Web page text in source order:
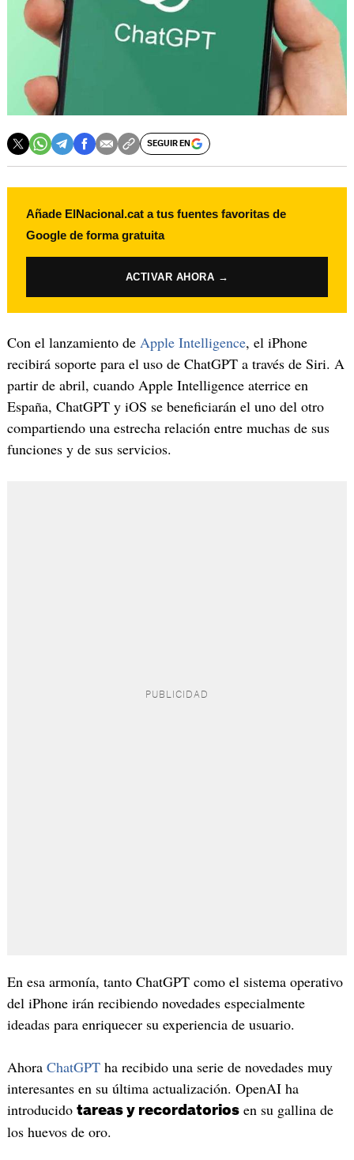
SEGUIR EN
Añade ElNacional.cat a tus fuentes favoritas de
Google de forma gratuita
ACTIVAR AHORA →
Con el lanzamiento de Apple Intelligence, el iPhone
recibirá soporte para el uso de ChatGPT a través de Siri. A
partir de abril, cuando Apple Intelligence aterrice en
España, ChatGPT y iOS se beneficiarán el uno del otro
compartiendo una estrecha relación entre muchas de sus
funciones y de sus servicios.
En esa armonía, tanto ChatGPT como el sistema operativo
del iPhone irán recibiendo novedades especialmente
ideadas para enriquecer su experiencia de usuario.
Ahora ChatGPTha recibido una serie de novedades muy
interesantes en su última actualización. OpenAI ha
introducido tareas y recordatoriosen su gallina de
los huevos de oro.